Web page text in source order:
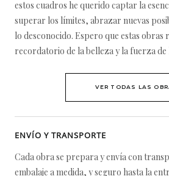
estos cuadros he querido captar la
superar los límites, abrazar nuevas
lo desconocido. Espero que estas obras
recordatorio de la belleza y la fuerza de
VER TODAS LAS
ENVÍO Y TRANSPORTE
Cada obra se prepara y envía con
embalaje a medida, y seguro hasta la